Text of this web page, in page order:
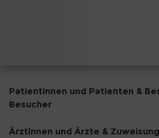
Patientinnen und Patienten &
Besucher
Ärztinnen und Ärzte & Zuweisung